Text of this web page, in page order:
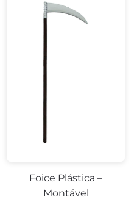
Foice Plástica –
Montável